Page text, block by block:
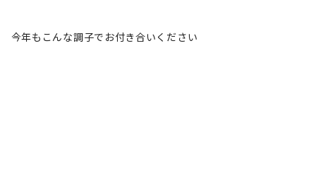
今年もこんな調子でお付き合いください